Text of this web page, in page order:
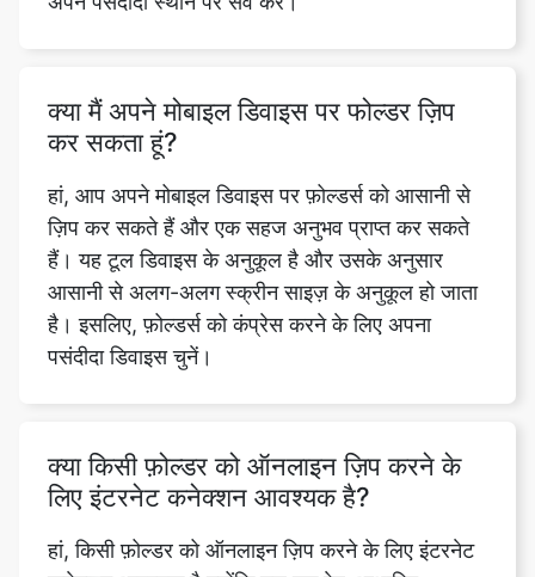
क्या मैं अपने मोबाइल डिवाइस पर फोल्डर ज़िप
हां, आप अपने मोबाइल डिवाइस पर फ़ोल्डर्स को आसानी से
ज़िप कर सकते हैं और एक सहज अनुभव प्राप्त कर सकते
आसानी से अलग-अलग स्क्रीन साइज़ के अनुकूल हो जाता
है। इसलिए, फ़ोल्डर्स को कंप्रेस करने के लिए अपना
पसंदीदा डिवाइस चुनें।
क्या किसी फ़ोल्डर को ऑनलाइन ज़िप करने के
हां, किसी फ़ोल्डर को ऑनलाइन ज़िप करने के लिए इंटरनेट
कनेक्शन आवश्यक है क्योंकि टूल एक वेब-आधारित
गुजरने और फ़ोल्डर डाउनलोड करने के लिए इंटरनेट